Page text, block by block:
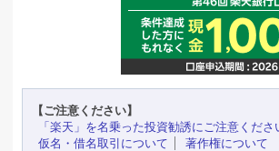
【ご注意ください】
「楽天」を名乗った投資勧誘にご注意くださ
仮名・借名取引について
著作権について